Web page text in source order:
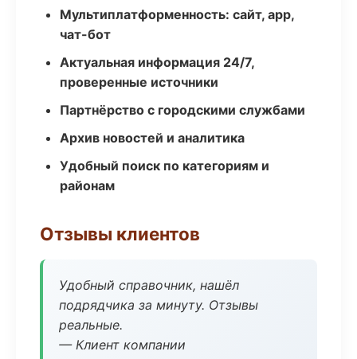
Мультиплатформенность: сайт, app,
чат-бот
Актуальная информация 24/7,
проверенные источники
Партнёрство с городскими службами
Архив новостей и аналитика
Удобный поиск по категориям и
районам
Отзывы клиентов
Удобный справочник, нашёл
подрядчика за минуту. Отзывы
реальные.
— Клиент компании